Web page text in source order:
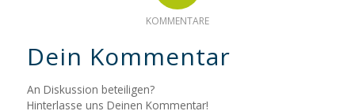
KOMMENTARE
Dein Kommentar
An Diskussion beteiligen?
Hinterlasse uns Deinen Kommentar!